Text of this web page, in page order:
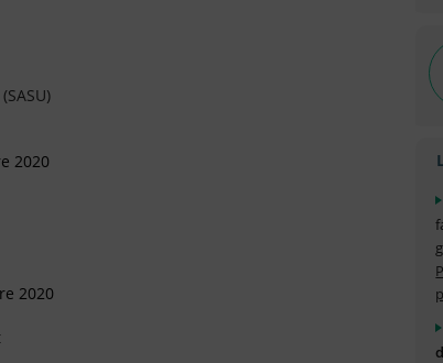
2020
2020